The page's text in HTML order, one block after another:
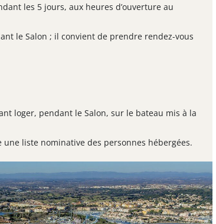
les 5 jours, aux heures d’ouverture au
le Salon ; il convient de prendre rendez-vous
loger, pendant le Salon, sur le bateau mis à la
liste nominative des personnes hébergées.